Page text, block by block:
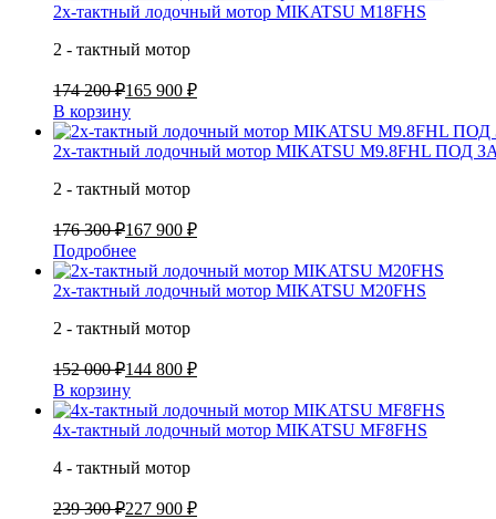
2х-тактный лодочный мотор MIKATSU M18FHS
2 - тактный мотор
174 200 ₽165 900 ₽
В корзину
2х-тактный лодочный мотор MIKATSU M9.8FHL ПОД
2 - тактный мотор
176 300 ₽167 900 ₽
Подробнее
2х-тактный лодочный мотор MIKATSU M20FHS
2 - тактный мотор
152 000 ₽144 800 ₽
В корзину
4х-тактный лодочный мотор MIKATSU MF8FHS
4 - тактный мотор
239 300 ₽227 900 ₽